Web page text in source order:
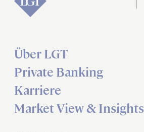
Über LGT
Private Banking
Karriere
Market View & Insights